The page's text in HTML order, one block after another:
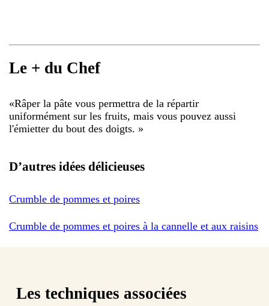
Le + du Chef
«Râper la pâte vous permettra de la répartir
uniformément sur les fruits, mais vous pouvez aussi
l'émietter du bout des doigts. »
D’autres idées délicieuses
Crumble de pommes et poires
Crumble de pommes et poires à la cannelle et aux raisins
Les techniques associées